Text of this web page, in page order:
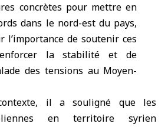
concrètes pour mettre en
dans le nord-est du pays,
l’importance de soutenir ces
la stabilité et de
des tensions au Moyen-
il a souligné que les
en territoire syrien